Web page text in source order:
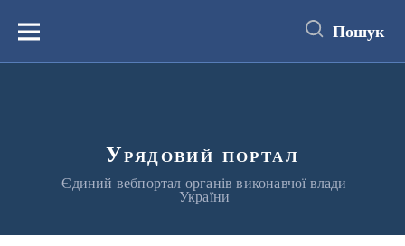
вмістуМеню Пошук
Урядовий портал
Єдиний вебпортал органів виконавчої влади
України